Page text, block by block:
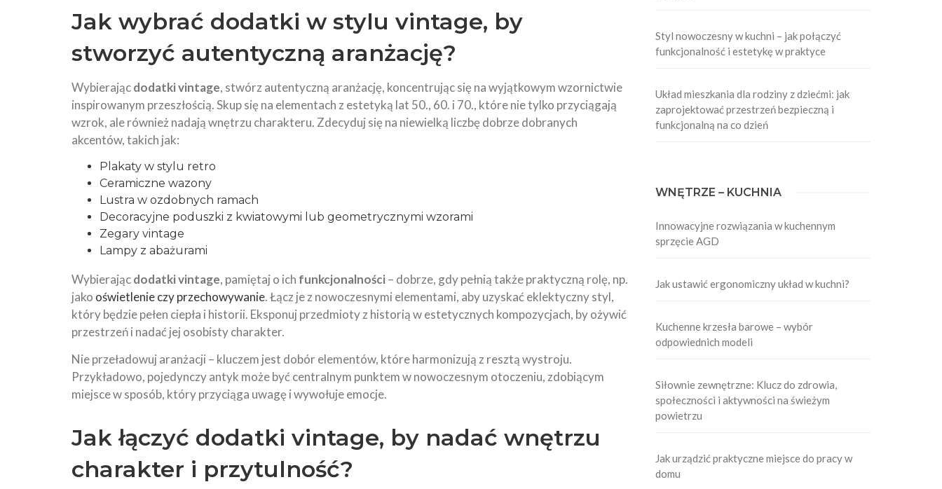
Jak wybrać dodatki w stylu vintage, by
stworzyć autentyczną aranżację?
Wybierającdodatki vintage, stwórz autentyczną aranżację, koncentrując się na wyjątkowym wzornictwie
inspirowanym przeszłością. Skup się na elementach z estetyką lat 50., 60. i 70., które nie tylko przyciągają
wzrok, ale również nadają wnętrzu charakteru. Zdecyduj się na niewielką liczbę dobrze dobranych
akcentów, takich jak:
Plakaty w stylu retro
Ceramiczne wazony
Lustra w ozdobnych ramach
Decoracyjne poduszki z kwiatowymi lub geometrycznymi wzorami
Zegary vintage
Lampy z abażurami
Wybierającdodatki vintage, pamiętaj o ich funkcjonalności– dobrze, gdy pełnią także praktyczną rolę, np.
jako oświetlenie czy przechowywanie. Łącz je z nowoczesnymi elementami, aby uzyskać eklektyczny styl,
który będzie pełen ciepła i historii. Eksponuj przedmioty z historią w estetycznych kompozycjach, by ożywić
przestrzeń i nadać jej osobisty charakter.
Nie przeładowuj aranżacji – kluczem jest dobór elementów, które harmonizują z resztą wystroju.
Przykładowo, pojedynczy antyk może być centralnym punktem w nowoczesnym otoczeniu, zdobiącym
miejsce w sposób, który przyciąga uwagę i wywołuje emocje.
Jak łączyć dodatki vintage, by nadać wnętrzu
charakter i przytulność?
Styl nowoczesny w kuchni – jak połączyć
funkcjonalność i estetykę w praktyce
Układ mieszkania dla rodziny z dziećmi: jak
zaprojektować przestrzeń bezpieczną i
funkcjonalną na co dzień
WNĘTRZE – KUCHNIA
Innowacyjne rozwiązania w kuchennym
sprzęcie AGD
Jak ustawić ergonomiczny układ w kuchni?
Kuchenne krzesła barowe – wybór
odpowiednich modeli
Siłownie zewnętrzne: Klucz do zdrowia,
społeczności i aktywności na świeżym
powietrzu
Jak urządzić praktyczne miejsce do pracy w
domu